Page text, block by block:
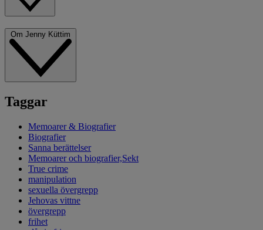
Taggar
Memoarer & Biografier
Biografier
Sanna berättelser
Memoarer och biografier,Sekt
True crime
manipulation
sexuella övergrepp
Jehovas vittne
övergrepp
frihet